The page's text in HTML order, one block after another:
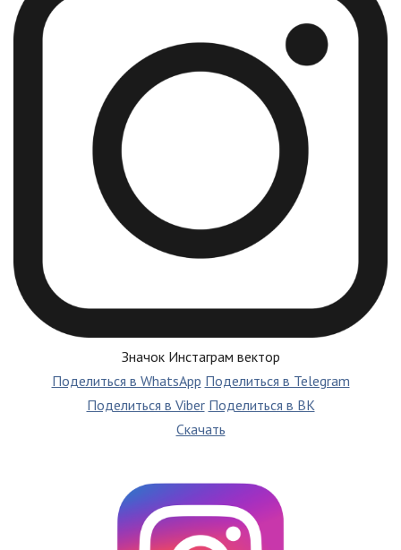
Значок Инстаграм вектор
Поделиться в WhatsApp Поделиться в Telegram
Поделиться в Viber Поделиться в ВК
Скачать